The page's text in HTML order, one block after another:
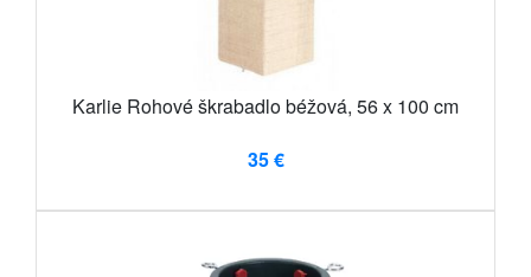
Karlie Rohové škrabadlo béžová, 56 x 100 cm
35 €